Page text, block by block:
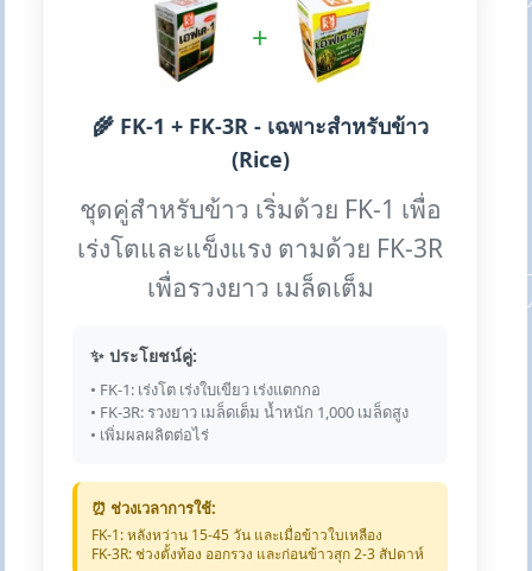
+
🌾 FK-1 + FK-3R - เฉพาะสำหรับข้าว
(Rice)
ชุดคู่สำหรับข้าว เริ่มด้วย FK-1 เพื่อ
เร่งโตและแข็งแรง ตามด้วย FK-3R
เพื่อรวงยาว เมล็ดเต็ม
✨ ประโยชน์คู่:
• FK-1: เร่งโต เร่งใบเขียว เร่งแตกกอ
• FK-3R: รวงยาว เมล็ดเต็ม น้ำหนัก 1,000 เมล็ดสูง
• เพิ่มผลผลิตต่อไร่
⏰ ช่วงเวลาการใช้:
FK-1: หลังหว่าน 15-45 วัน และเมื่อข้าวใบเหลือง
FK-3R: ช่วงตั้งท้อง ออกรวง และก่อนข้าวสุก 2-3 สัปดาห์